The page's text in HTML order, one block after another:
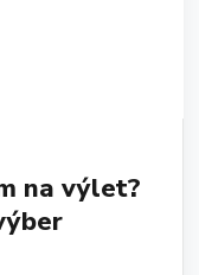
na výlet?